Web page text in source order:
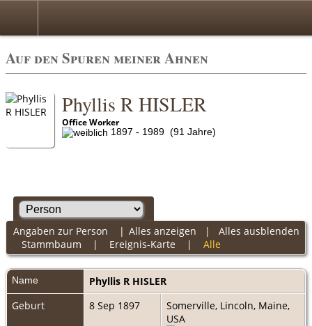
Auf den Spuren meiner Ahnen
Phyllis R HISLER
Office Worker
1897 - 1989 (91 Jahre)
Alles anzeigen | Alles ausblenden
Angaben zur Person |
Stammbaum | Ereignis-Karte | Alle
Name Phyllis R HISLER
Geburt
8 Sep 1897
Somerville, Lincoln, Maine,
USA